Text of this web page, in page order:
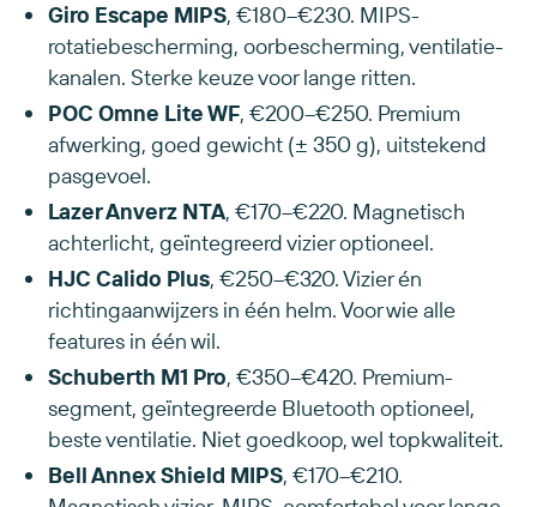
Giro Escape MIPS, €180–€230. MIPS-
rotatiebescherming, oorbescherming, ventilatie-
kanalen. Sterke keuze voor lange ritten.
POC Omne Lite WF, €200–€250. Premium
afwerking, goed gewicht (± 350 g), uitstekend
pasgevoel.
Lazer Anverz NTA, €170–€220. Magnetisch
achterlicht, geïntegreerd vizier optioneel.
HJC Calido Plus, €250–€320. Vizier én
richtingaanwijzers in één helm. Voor wie alle
features in één wil.
Schuberth M1 Pro, €350–€420. Premium-
segment, geïntegreerde Bluetooth optioneel,
beste ventilatie. Niet goedkoop, wel topkwaliteit.
Bell Annex Shield MIPS, €170–€210.